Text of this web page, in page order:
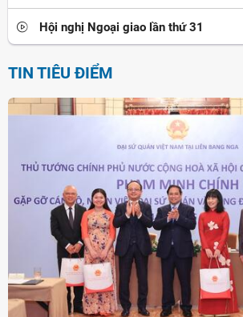
Hội nghị Ngoại giao lần thứ 31
TIN TIÊU ĐIỂM